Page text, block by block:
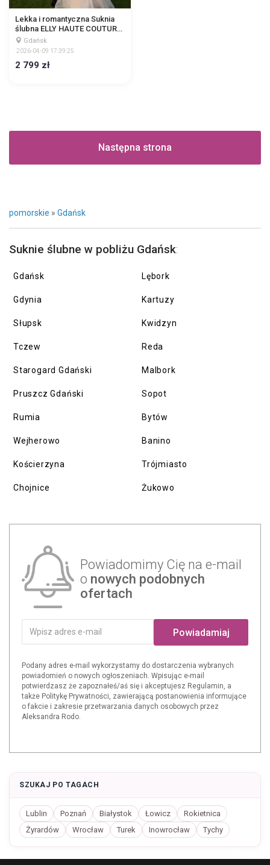
Lekka i romantyczna Suknia
ślubna ELLY HAUTE COUTURE
– koronka, tiul, dekolt V
Gdańsk
2026-04-09 17:39:25
2 799 zł
Następna strona
pomorskie » Gdańsk
Suknie ślubne w pobliżu Gdańsk:
Gdańsk
Gdynia
Słupsk
Tczew
Starogard Gdański
Pruszcz Gdański
Rumia
Wejherowo
Kościerzyna
Chojnice
Lębork
Kartuzy
Kwidzyn
Reda
Malbork
Sopot
Bytów
Banino
Trójmiasto
Żukowo
Powiadomimy Cię na e-mail
o nowych podobnych
ofertach
Powiadamiaj
Podany adres e-mail wykorzystamy do dostarczenia wybranych
powiadomień o nowych ogłoszeniach. Wpisując e-mail
potwierdzasz że zapoznałeś/aś się i akceptujesz Regulamin, a
także Politykę Prywatności, zawierającą postanowienia informujące
o fakcie i zakresie przetwarzania danych osobowych przez
Aleksandra Rodo.
SZUKAJ PO TAGACH
Lublin Poznań Białystok Łowicz
Rokietnica
Żyrardów
Wrocław Turek Inowrocław Tychy